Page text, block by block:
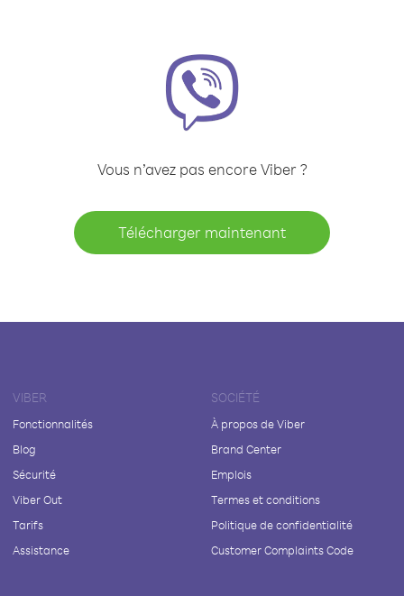
Vous n’avez pas encore Viber ?
Télécharger maintenant
VIBER
Fonctionnalités
Blog
Sécurité
Viber Out
Tarifs
Assistance
SOCIÉTÉ
À propos de Viber
Brand Center
Emplois
Termes et conditions
Politique de confidentialité
Customer Complaints Code